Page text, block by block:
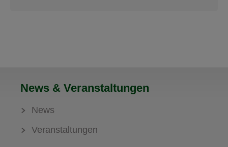
News & Veranstaltungen
News
Veranstaltungen